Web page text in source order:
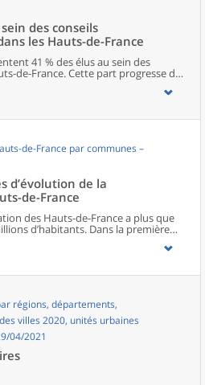
des conseils
les Hauts-de-France
41 % des élus au sein des
de-France. Cette part progresse de
élections municipales, mais
cependant à mesure que les
Les élues municipales de la région
masculins. En parallèle de
occupent davantage que ces
de cadre ou des professions
de-France par communes –
d’évolution de la
de-France
des Hauts-de-France a plus que
d’habitants. Dans la première
régional est surtout porté par le Nord.
le peuplement de la région.
ralentissement démographique. En
mondiaux, les Hauts-de-
d’avant la Première
la faveur du baby-boom et de la
1970, la population subit un
progressive de l’excédent
régions, départements,
villes 2020, unités urbaines
04/2021